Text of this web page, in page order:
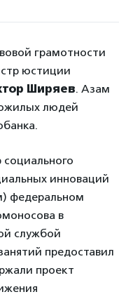
грамотности
юстиции
Ширяев. Азам
людей
инноваций
федеральном
в
службой
предоставил
проект